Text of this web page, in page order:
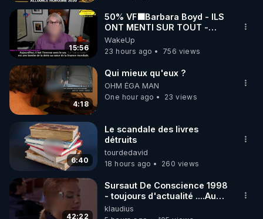
15:56
50% VF🟩Barbara Boyd - ILS
ONT MENTI SUR TOUT -
Jocelyne Traduction
WakeUp
23 hours ago
756 views
4:18
Qui mieux qu'eux ?
OHM ÉGA MAN
One hour ago
23 views
6:40
Le scandale des livres
détruits
tourdedavid
18 hours ago
260 views
42:22
Sursaut De Conscience 1998
- toujours d'actualité ....Au
Dela Du Réel
klaudius